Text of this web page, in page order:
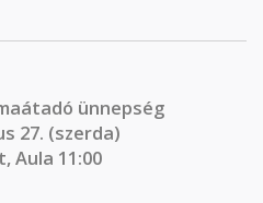
ünnepség
27. (szerda)
Aula 11:00